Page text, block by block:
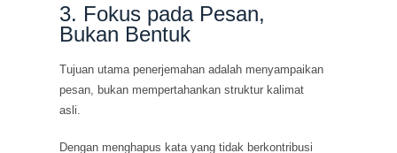
3. Fokus pada Pesan,
Bukan Bentuk
Tujuan utama penerjemahan adalah menyampaikan
pesan, bukan mempertahankan struktur kalimat
asli.
Dengan menghapus kata yang tidak berkontribusi